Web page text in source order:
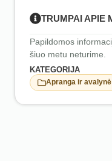
TRUMPAI APIE
Papildomos
šiuo metu neturime.
KATEGORIJA
Apranga ir avalynė